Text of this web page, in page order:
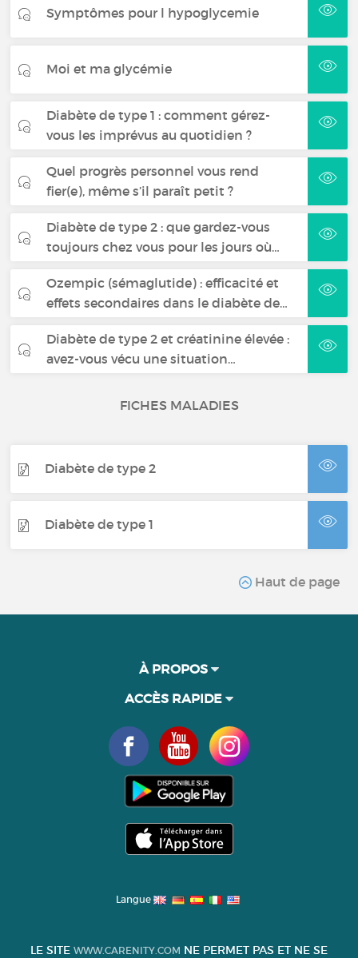
Symptômes pour l hypoglycemie
Moi et ma glycémie
Diabète de type 1 : comment gérez-
vous les imprévus au quotidien ?
Quel progrès personnel vous rend
fier(e), même s’il paraît petit ?
Diabète de type 2 : que gardez-vous
toujours chez vous pour les jours où…
Ozempic (sémaglutide) : efficacité et
effets secondaires dans le diabète de…
Diabète de type 2 et créatinine élevée :
avez-vous vécu une situation…
FICHES MALADIES
Diabète de type 2
Diabète de type 1
Haut de page
À PROPOS
ACCÈS RAPIDE
Langue
LE SITE WWW.CARENITY.COM NE PERMET PAS ET NE SE